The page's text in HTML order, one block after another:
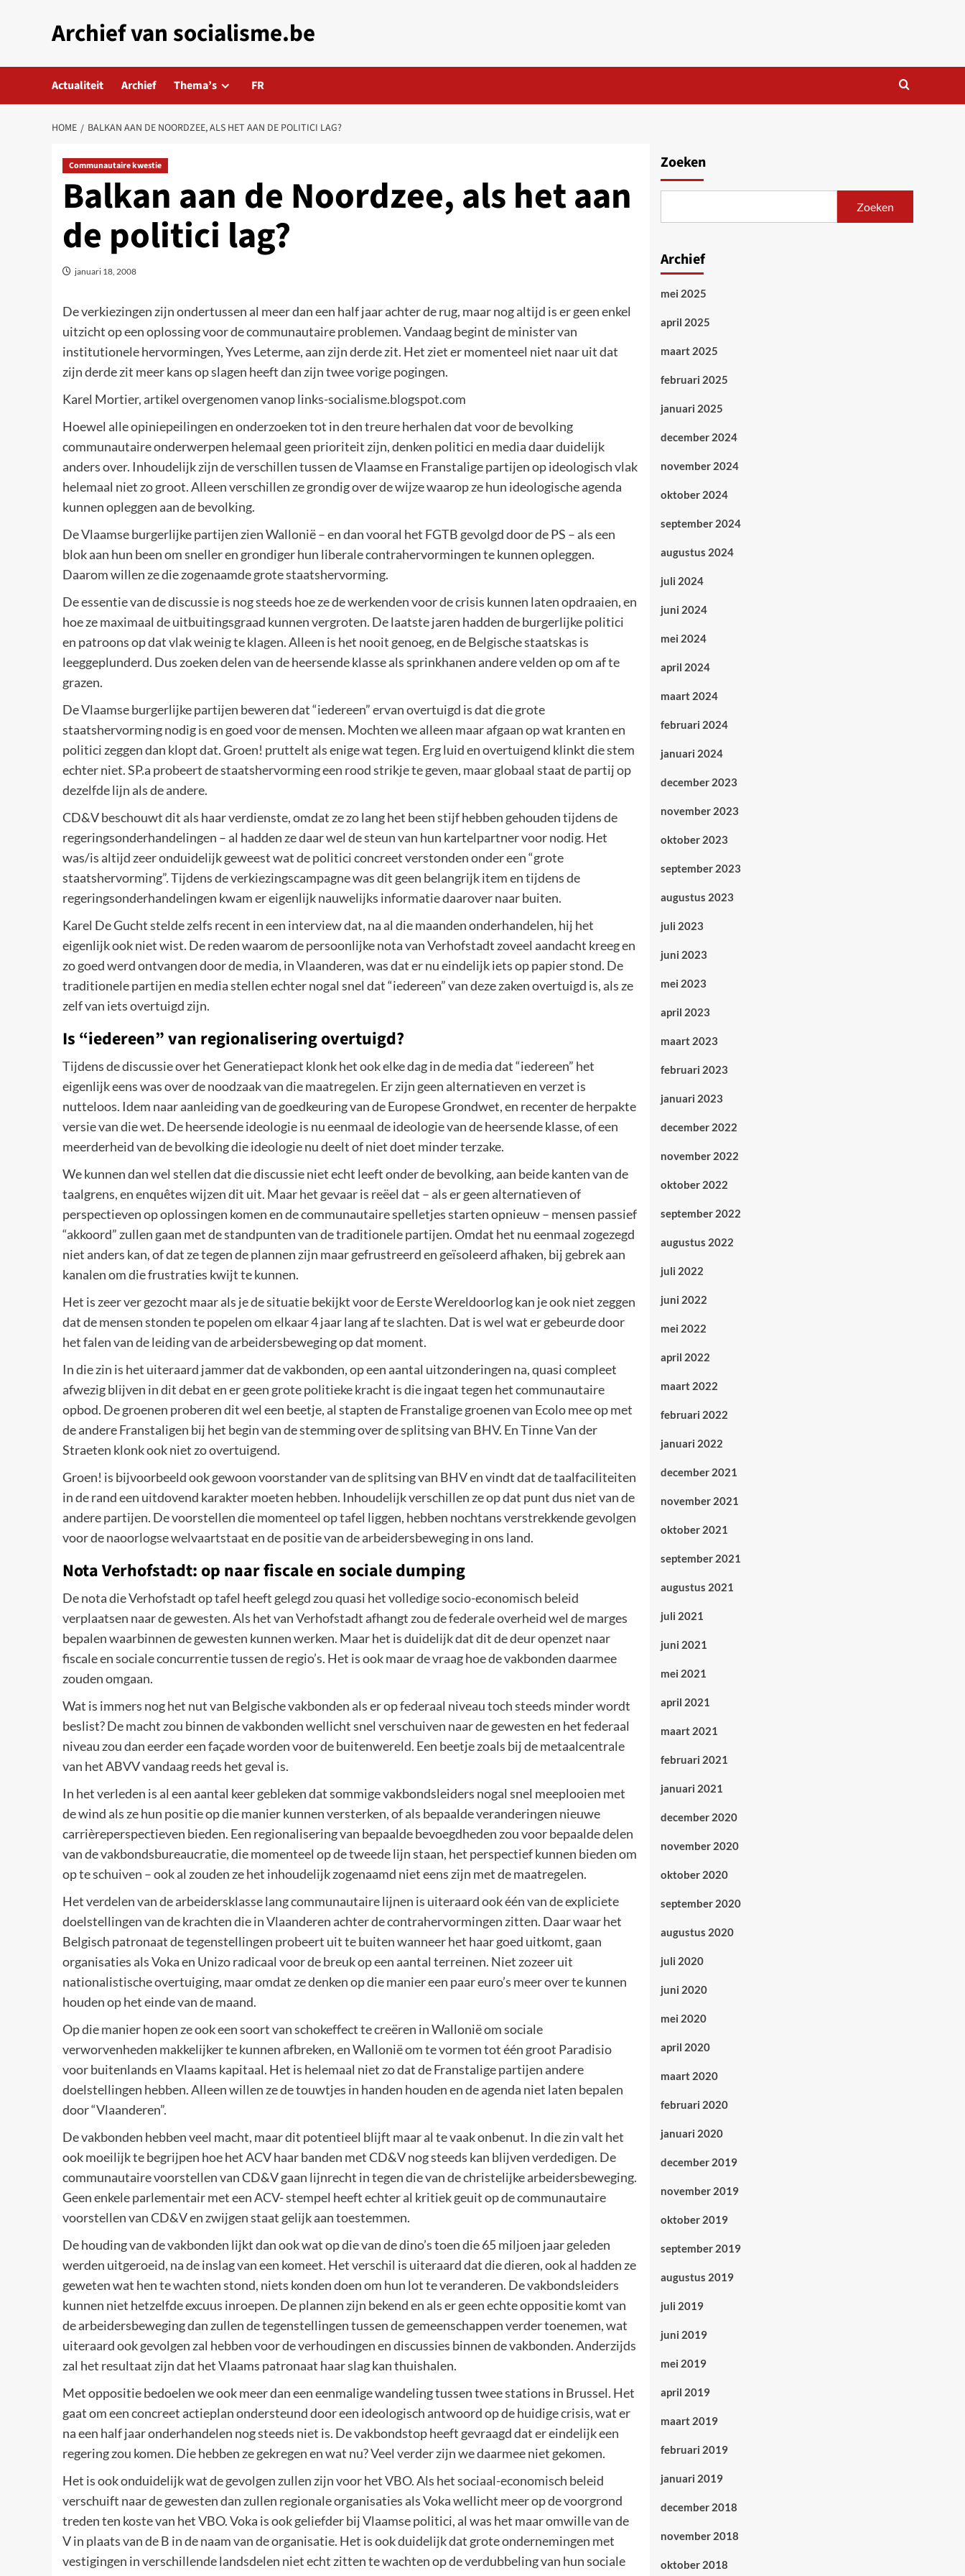
Archief van socialisme.be
Actualiteit Archief Thema’s FR
HOME BALKAN AAN DE NOORDZEE, ALS HET AAN DE POLITICI LAG?
Communautaire kwestie
Balkan aan de Noordzee, als het aan
de politici lag?
januari 18, 2008
De verkiezingen zijn ondertussen al meer dan een half jaar achter de rug, maar nog altijd is er geen enkel
uitzicht op een oplossing voor de communautaire problemen. Vandaag begint de minister van
institutionele hervormingen, Yves Leterme, aan zijn derde zit. Het ziet er momenteel niet naar uit dat
zijn derde zit meer kans op slagen heeft dan zijn twee vorige pogingen.
Karel Mortier, artikel overgenomen vanop links-socialisme.blogspot.com
Hoewel alle opiniepeilingen en onderzoeken tot in den treure herhalen dat voor de bevolking
communautaire onderwerpen helemaal geen prioriteit zijn, denken politici en media daar duidelijk
anders over. Inhoudelijk zijn de verschillen tussen de Vlaamse en Franstalige partijen op ideologisch vlak
helemaal niet zo groot. Alleen verschillen ze grondig over de wijze waarop ze hun ideologische agenda
kunnen opleggen aan de bevolking.
De Vlaamse burgerlijke partijen zien Wallonië – en dan vooral het FGTB gevolgd door de PS – als een
blok aan hun been om sneller en grondiger hun liberale contrahervormingen te kunnen opleggen.
Daarom willen ze die zogenaamde grote staatshervorming.
De essentie van de discussie is nog steeds hoe ze de werkenden voor de crisis kunnen laten opdraaien, en
hoe ze maximaal de uitbuitingsgraad kunnen vergroten. De laatste jaren hadden de burgerlijke politici
en patroons op dat vlak weinig te klagen. Alleen is het nooit genoeg, en de Belgische staatskas is
leeggeplunderd. Dus zoeken delen van de heersende klasse als sprinkhanen andere velden op om af te
grazen.
De Vlaamse burgerlijke partijen beweren dat “iedereen” ervan overtuigd is dat die grote
staatshervorming nodig is en goed voor de mensen. Mochten we alleen maar afgaan op wat kranten en
politici zeggen dan klopt dat. Groen! pruttelt als enige wat tegen. Erg luid en overtuigend klinkt die stem
echter niet. SP.a probeert de staatshervorming een rood strikje te geven, maar globaal staat de partij op
dezelfde lijn als de andere.
CD&V beschouwt dit als haar verdienste, omdat ze zo lang het been stijf hebben gehouden tijdens de
regeringsonderhandelingen – al hadden ze daar wel de steun van hun kartelpartner voor nodig. Het
was/is altijd zeer onduidelijk geweest wat de politici concreet verstonden onder een “grote
staatshervorming”. Tijdens de verkiezingscampagne was dit geen belangrijk item en tijdens de
regeringsonderhandelingen kwam er eigenlijk nauwelijks informatie daarover naar buiten.
Karel De Gucht stelde zelfs recent in een interview dat, na al die maanden onderhandelen, hij het
eigenlijk ook niet wist. De reden waarom de persoonlijke nota van Verhofstadt zoveel aandacht kreeg en
zo goed werd ontvangen door de media, in Vlaanderen, was dat er nu eindelijk iets op papier stond. De
traditionele partijen en media stellen echter nogal snel dat “iedereen” van deze zaken overtuigd is, als ze
zelf van iets overtuigd zijn.
Is “iedereen” van regionalisering overtuigd?
Tijdens de discussie over het Generatiepact klonk het ook elke dag in de media dat “iedereen” het
eigenlijk eens was over de noodzaak van die maatregelen. Er zijn geen alternatieven en verzet is
nutteloos. Idem naar aanleiding van de goedkeuring van de Europese Grondwet, en recenter de herpakte
versie van die wet. De heersende ideologie is nu eenmaal de ideologie van de heersende klasse, of een
meerderheid van de bevolking die ideologie nu deelt of niet doet minder terzake.
We kunnen dan wel stellen dat die discussie niet echt leeft onder de bevolking, aan beide kanten van de
taalgrens, en enquêtes wijzen dit uit. Maar het gevaar is reëel dat – als er geen alternatieven of
perspectieven op oplossingen komen en de communautaire spelletjes starten opnieuw – mensen passief
“akkoord” zullen gaan met de standpunten van de traditionele partijen. Omdat het nu eenmaal zogezegd
niet anders kan, of dat ze tegen de plannen zijn maar gefrustreerd en geïsoleerd afhaken, bij gebrek aan
kanalen om die frustraties kwijt te kunnen.
Het is zeer ver gezocht maar als je de situatie bekijkt voor de Eerste Wereldoorlog kan je ook niet zeggen
dat de mensen stonden te popelen om elkaar 4 jaar lang af te slachten. Dat is wel wat er gebeurde door
het falen van de leiding van de arbeidersbeweging op dat moment.
In die zin is het uiteraard jammer dat de vakbonden, op een aantal uitzonderingen na, quasi compleet
afwezig blijven in dit debat en er geen grote politieke kracht is die ingaat tegen het communautaire
opbod. De groenen proberen dit wel een beetje, al stapten de Franstalige groenen van Ecolo mee op met
de andere Franstaligen bij het begin van de stemming over de splitsing van BHV. En Tinne Van der
Straeten klonk ook niet zo overtuigend.
Groen! is bijvoorbeeld ook gewoon voorstander van de splitsing van BHV en vindt dat de taalfaciliteiten
in de rand een uitdovend karakter moeten hebben. Inhoudelijk verschillen ze op dat punt dus niet van de
andere partijen. De voorstellen die momenteel op tafel liggen, hebben nochtans verstrekkende gevolgen
voor de naoorlogse welvaartstaat en de positie van de arbeidersbeweging in ons land.
Nota Verhofstadt: op naar fiscale en sociale dumping
De nota die Verhofstadt op tafel heeft gelegd zou quasi het volledige socio-economisch beleid
verplaatsen naar de gewesten. Als het van Verhofstadt afhangt zou de federale overheid wel de marges
bepalen waarbinnen de gewesten kunnen werken. Maar het is duidelijk dat dit de deur openzet naar
fiscale en sociale concurrentie tussen de regio’s. Het is ook maar de vraag hoe de vakbonden daarmee
zouden omgaan.
Wat is immers nog het nut van Belgische vakbonden als er op federaal niveau toch steeds minder wordt
beslist? De macht zou binnen de vakbonden wellicht snel verschuiven naar de gewesten en het federaal
niveau zou dan eerder een façade worden voor de buitenwereld. Een beetje zoals bij de metaalcentrale
van het ABVV vandaag reeds het geval is.
In het verleden is al een aantal keer gebleken dat sommige vakbondsleiders nogal snel meeplooien met
de wind als ze hun positie op die manier kunnen versterken, of als bepaalde veranderingen nieuwe
carrièreperspectieven bieden. Een regionalisering van bepaalde bevoegdheden zou voor bepaalde delen
van de vakbondsbureaucratie, die momenteel op de tweede lijn staan, het perspectief kunnen bieden om
op te schuiven – ook al zouden ze het inhoudelijk zogenaamd niet eens zijn met de maatregelen.
Het verdelen van de arbeidersklasse lang communautaire lijnen is uiteraard ook één van de expliciete
doelstellingen van de krachten die in Vlaanderen achter de contrahervormingen zitten. Daar waar het
Belgisch patronaat de tegenstellingen probeert uit te buiten wanneer het haar goed uitkomt, gaan
organisaties als Voka en Unizo radicaal voor de breuk op een aantal terreinen. Niet zozeer uit
nationalistische overtuiging, maar omdat ze denken op die manier een paar euro’s meer over te kunnen
houden op het einde van de maand.
Op die manier hopen ze ook een soort van schokeffect te creëren in Wallonië om sociale
verworvenheden makkelijker te kunnen afbreken, en Wallonië om te vormen tot één groot Paradisio
voor buitenlands en Vlaams kapitaal. Het is helemaal niet zo dat de Franstalige partijen andere
doelstellingen hebben. Alleen willen ze de touwtjes in handen houden en de agenda niet laten bepalen
door “Vlaanderen”.
De vakbonden hebben veel macht, maar dit potentieel blijft maar al te vaak onbenut. In die zin valt het
ook moeilijk te begrijpen hoe het ACV haar banden met CD&V nog steeds kan blijven verdedigen. De
communautaire voorstellen van CD&V gaan lijnrecht in tegen die van de christelijke arbeidersbeweging.
Geen enkele parlementair met een ACV- stempel heeft echter al kritiek geuit op de communautaire
voorstellen van CD&V en zwijgen staat gelijk aan toestemmen.
De houding van de vakbonden lijkt dan ook wat op die van de dino’s toen die 65 miljoen jaar geleden
werden uitgeroeid, na de inslag van een komeet. Het verschil is uiteraard dat die dieren, ook al hadden ze
geweten wat hen te wachten stond, niets konden doen om hun lot te veranderen. De vakbondsleiders
kunnen niet hetzelfde excuus inroepen. De plannen zijn bekend en als er geen echte oppositie komt van
de arbeidersbeweging dan zullen de tegenstellingen tussen de gemeenschappen verder toenemen, wat
uiteraard ook gevolgen zal hebben voor de verhoudingen en discussies binnen de vakbonden. Anderzijds
zal het resultaat zijn dat het Vlaams patronaat haar slag kan thuishalen.
Met oppositie bedoelen we ook meer dan een eenmalige wandeling tussen twee stations in Brussel. Het
gaat om een concreet actieplan ondersteund door een ideologisch antwoord op de huidige crisis, wat er
na een half jaar onderhandelen nog steeds niet is. De vakbondstop heeft gevraagd dat er eindelijk een
regering zou komen. Die hebben ze gekregen en wat nu? Veel verder zijn we daarmee niet gekomen.
Het is ook onduidelijk wat de gevolgen zullen zijn voor het VBO. Als het sociaal-economisch beleid
verschuift naar de gewesten dan zullen regionale organisaties als Voka wellicht meer op de voorgrond
treden ten koste van het VBO. Voka is ook geliefder bij Vlaamse politici, al was het maar omwille van de
V in plaats van de B in de naam van de organisatie. Het is ook duidelijk dat grote ondernemingen met
vestigingen in verschillende landsdelen niet echt zitten te wachten op de verdubbeling van hun sociale
Zoeken
Zoeken
Archief
mei 2025
april 2025
maart 2025
februari 2025
januari 2025
december 2024
november 2024
oktober 2024
september 2024
augustus 2024
juli 2024
juni 2024
mei 2024
april 2024
maart 2024
februari 2024
januari 2024
december 2023
november 2023
oktober 2023
september 2023
augustus 2023
juli 2023
juni 2023
mei 2023
april 2023
maart 2023
februari 2023
januari 2023
december 2022
november 2022
oktober 2022
september 2022
augustus 2022
juli 2022
juni 2022
mei 2022
april 2022
maart 2022
februari 2022
januari 2022
december 2021
november 2021
oktober 2021
september 2021
augustus 2021
juli 2021
juni 2021
mei 2021
april 2021
maart 2021
februari 2021
januari 2021
december 2020
november 2020
oktober 2020
september 2020
augustus 2020
juli 2020
juni 2020
mei 2020
april 2020
maart 2020
februari 2020
januari 2020
december 2019
november 2019
oktober 2019
september 2019
augustus 2019
juli 2019
juni 2019
mei 2019
april 2019
maart 2019
februari 2019
januari 2019
december 2018
november 2018
oktober 2018